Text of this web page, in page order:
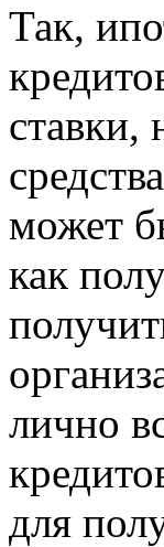
Так,
ставки,
может
как
лично
для